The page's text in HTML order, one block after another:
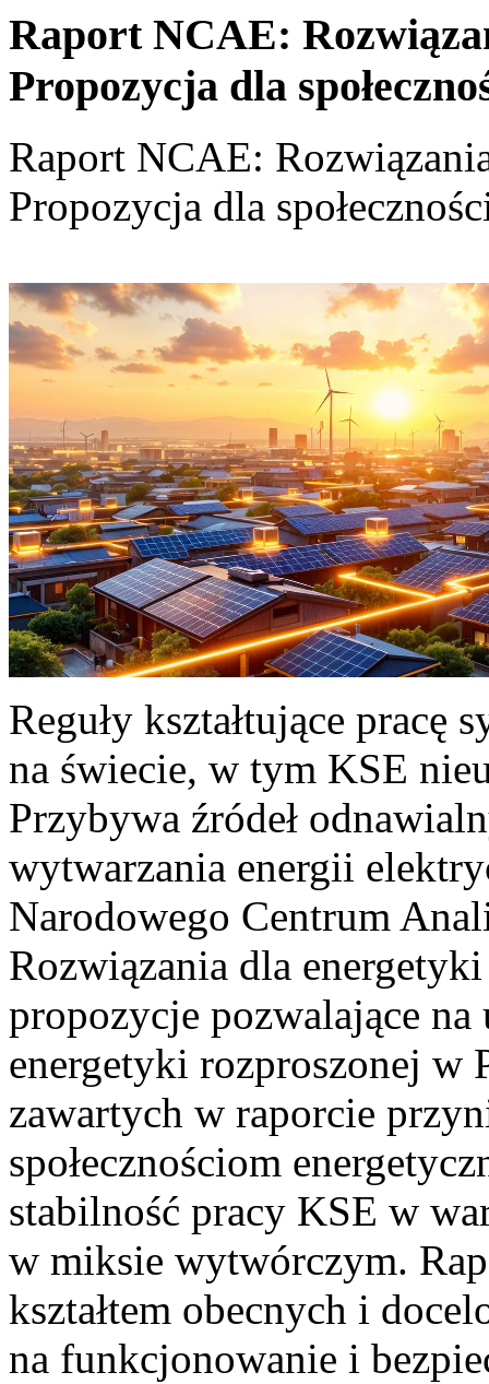
Raport NCAE:
Propozycja dla
Raport NCAE:
Propozycja dla
Reguły kształtujące pracę
na świecie, w tym KSE
Przybywa źródeł
wytwarzania energii
Narodowego Centrum
Rozwiązania dla
propozycje pozwalające
energetyki rozproszonej w
zawartych w raporcie
społecznościom
stabilność pracy KSE w
w miksie wytwórczym.
kształtem obecnych i
na funkcjonowanie i